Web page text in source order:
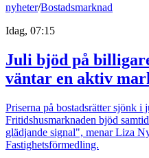
nyheter/Bostadsmarknad
Idag, 07:15
Juli bjöd på
väntar en aktiv
Priserna på bostadsrätter sjönk
Fritidshusmarknaden bjöd
glädjande signal", menar Liza
Fastighetsförmedling.